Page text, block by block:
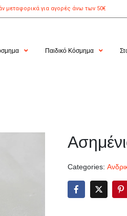
μεταφορικά για αγορές άνω των 50€
Παιδικό Κόσμημα
Categories: